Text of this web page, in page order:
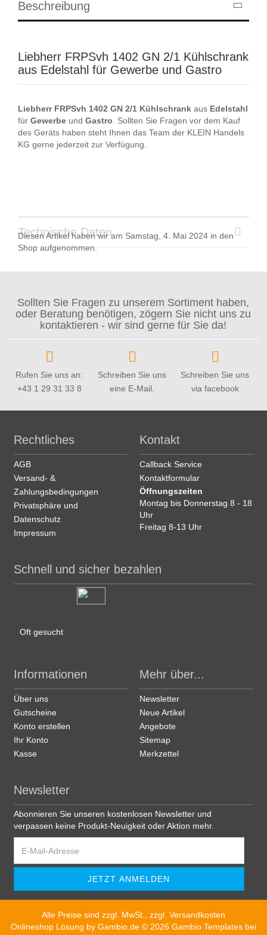
Beschreibung
Liebherr FRPSvh 1402 GN 2/1 Kühlschrank
aus Edelstahl für Gewerbe und Gastro
Liebherr FRPSvh 1402 GN 2/1 Kühlschrank aus Edelstahl
für Gewerbe und Gastro. Sollten Sie Fragen vor dem Kauf
des Geräts haben steht Ihnen das Team der KLEIN Handels
KG gerne jederzeit zur Verfügung.
Technische Daten
Diesen Artikel haben wir am Samstag, 4. Mai 2024 in den
Shop aufgenommen.
Sollten Sie Fragen zu unserem Sortiment haben,
oder Beratung benötigen, zögern Sie nicht uns zu
kontaktieren - wir sind gerne für Sie da!
Rufen Sie uns an:
+43 1 29 31 33 8
Schreiben Sie uns
eine E-Mail.
Schreiben Sie uns
via facebook
Rechtliches
AGB
Versand- &
Zahlungsbedingungen
Privatsphäre und
Datenschutz
Impressum
Kontakt
Callback Service
Kontaktformular
Öffnungszeiten
Montag bis Donnerstag 8 - 18
Uhr
Freitag 8-13 Uhr
Schnell und sicher bezahlen
Oft gesucht
Informationen
Über uns
Gutscheine
Konto erstellen
Ihr Konto
Kasse
Mehr über...
Newsletter
Neue Artikel
Angebote
Sitemap
Merkzettel
Newsletter
Abonnieren Sie unseren kostenlosen Newsletter und
verpassen keine Produkt-Neuigkeit oder Aktion mehr.
Alle Preise sind zzgl. MwSt., zzgl. Versandkosten
Onlineshop Lösung by Gambio.de © 2026 Gambio Templates bei